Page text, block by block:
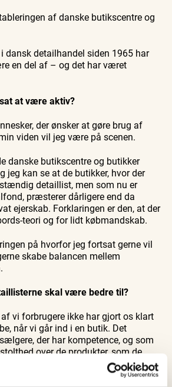
af danske butikscentre og
dansk detailhandel siden 1965 har
en del af – og det har været
at være aktiv?
der ønsker at gøre brug af
viden vil jeg være på scenen.
danske butikscentre og butikker
jeg kan se at de butikker, hvor der
detaillist, men som nu er
præsterer dårligere end da
ejerskab. Forklaringen er den, at der
teori og for lidt købmandskab.
på hvorfor jeg fortsat gerne vil
skabe balancen mellem
skal være bedre til?
vi forbrugere ikke har gjort os klart
når vi går ind i en butik. Det
der har kompetence, og som
over de produkter, som de